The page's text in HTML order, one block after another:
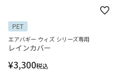
PET
エアバギー ウィズ シリーズ専用
レインカバー
¥3,300税込